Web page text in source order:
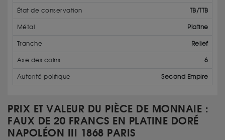
État de conservation TB/TTB
Métal Platine
Tranche Relief
Axe des coins 6
Autorité politique Second Empire
PRIX ET VALEUR DU PIÈCE DE MONNAIE :
FAUX DE 20 FRANCS EN PLATINE DORÉ
NAPOLÉON III 1868 PARIS